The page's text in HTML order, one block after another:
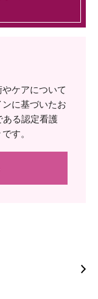
ケアについて
に基づいたお
ある認定看護
す。